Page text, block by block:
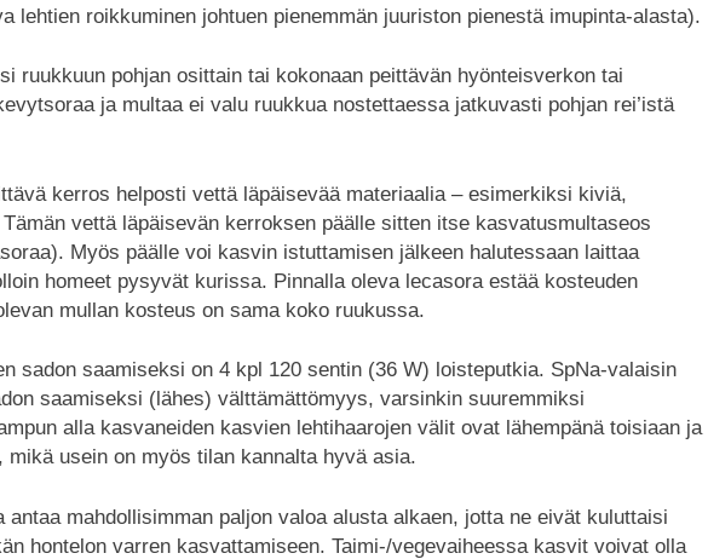
lehtien roikkuminen johtuen pienemmän juuriston pienestä imupinta-alasta).
ruukkuun pohjan osittain tai kokonaan peittävän hyönteisverkon tai
ja multaa ei valu ruukkua nostettaessa jatkuvasti pohjan rei’istä
kerros helposti vettä läpäisevää materiaalia – esimerkiksi kiviä,
vettä läpäisevän kerroksen päälle sitten itse kasvatusmultaseos
Myös päälle voi kasvin istuttamisen jälkeen halutessaan laittaa
homeet pysyvät kurissa. Pinnalla oleva lecasora estää kosteuden
mullan kosteus on sama koko ruukussa.
sadon saamiseksi on 4 kpl 120 sentin (36 W) loisteputkia. SpNa-valaisin
saamiseksi (lähes) välttämättömyys, varsinkin suuremmiksi
alla kasvaneiden kasvien lehtihaarojen välit ovat lähempänä toisiaan ja
usein on myös tilan kannalta hyvä asia.
mahdollisimman paljon valoa alusta alkaen, jotta ne eivät kuluttaisi
hontelon varren kasvattamiseen. Taimi-/vegevaiheessa kasvit voivat olla